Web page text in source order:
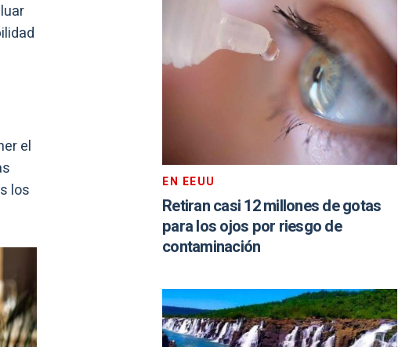
el
los
EN EEUU
Retiran casi 12 millones de gotas
para los ojos por riesgo de
contaminación